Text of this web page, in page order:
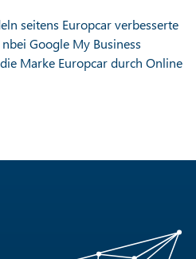
seitens Europcar verbesserte
Google My Business
Marke Europcar durch Online